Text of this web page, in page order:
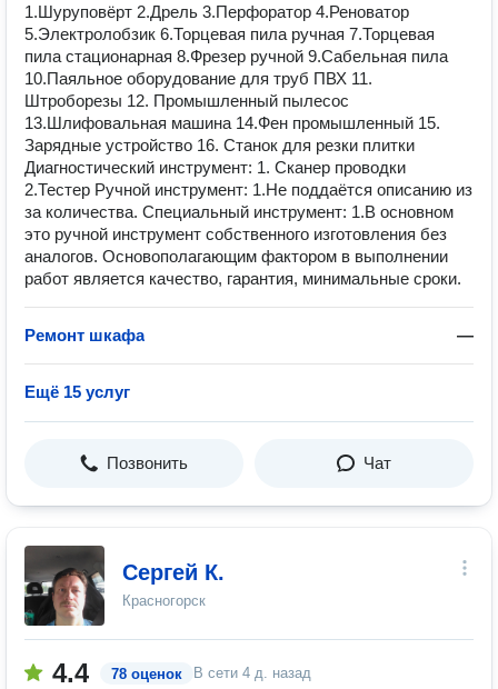
1.Шуруповёрт 2.Дрель 3.Перфоратор 4.Реноватор
5.Электролобзик 6.Торцевая пила ручная 7.Торцевая
пила стационарная 8.Фрезер ручной 9.Сабельная пила
10.Паяльное оборудование для труб ПВХ 11.
Штроборезы 12. Промышленный пылесос
13.Шлифовальная машина 14.Фен промышленный 15.
Зарядные устройство 16. Станок для резки плитки
Диагностический инструмент: 1. Сканер проводки
2.Тестер Ручной инструмент: 1.Не поддаётся описанию из
за количества. Специальный инструмент: 1.В основном
это ручной инструмент собственного изготовления без
аналогов. Основополагающим фактором в выполнении
работ является качество, гарантия, минимальные сроки.
Ремонт шкафа —
Ещё 15 услуг
Позвонить Чат
Сергей К.
Красногорск
4.4 78 оценок В сети 4 д. назад